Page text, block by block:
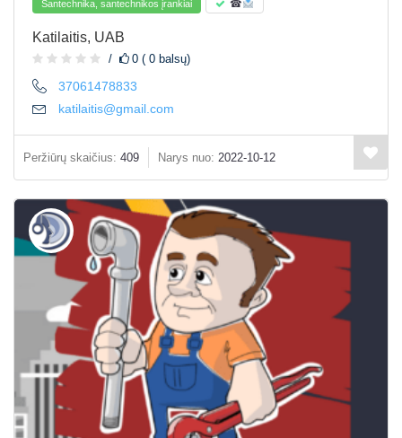
Santechnika, santechnikos įrankiai ☎
Katilaitis, UAB
0 ( 0 balsų)
37061478833
katilaitis@gmail.com
Peržiūrų skaičius: 409 Narys nuo: 2022-10-12